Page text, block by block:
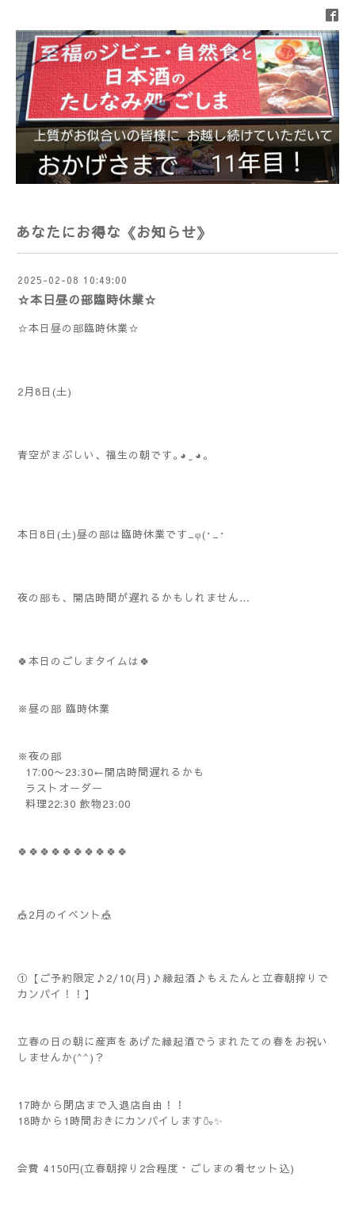
あなたにお得な《お知らせ》
2025-02-08 10:49:00
☆本日昼の部臨時休業☆
☆本日昼の部臨時休業☆
2月8日(土)
青空がまぶしい、福生の朝です｡⁠◕⁠‿⁠◕⁠｡
本日8日(土)昼の部は臨時休業です_φ(･_･
夜の部も、開店時間が遅れるかもしれません…
🍀本日のごしまタイムは🍀
※昼の部 臨時休業
※夜の部
17:00〜23:30←開店時間遅れるかも
ラストオーダー
料理22:30 飲物23:00
🍀🍀🍀🍀🍀🍀🍀🍀🍀🍀
🎪2月のイベント🎪
①【ご予約限定♪2/10(月)♪縁起酒♪もえたんと立春朝搾りで
カンパイ！！】
立春の日の朝に産声をあげた縁起酒でうまれたての春をお祝い
しませんか(^^)？
17時から閉店まで入退店自由！！
18時から1時間おきにカンパイします🍶✨
会費 4150円(立春朝搾り2合程度・ごしまの肴セット込)